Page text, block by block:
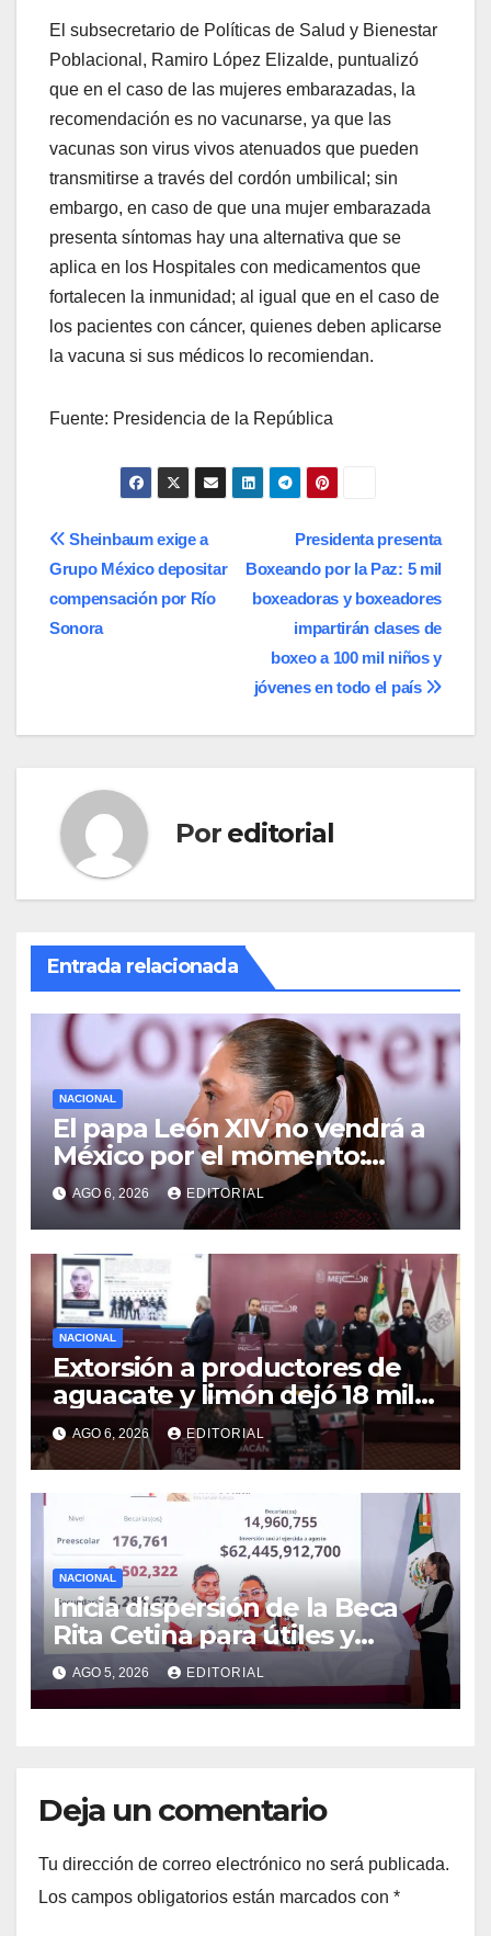
El subsecretario de Políticas de Salud y Bienestar
Poblacional, Ramiro López Elizalde, puntualizó
que en el caso de las mujeres embarazadas, la
recomendación es no vacunarse, ya que las
vacunas son virus vivos atenuados que pueden
transmitirse a través del cordón umbilical; sin
embargo, en caso de que una mujer embarazada
presenta síntomas hay una alternativa que se
aplica en los Hospitales con medicamentos que
fortalecen la inmunidad; al igual que en el caso de
los pacientes con cáncer, quienes deben aplicarse
la vacuna si sus médicos lo recomiendan.
Fuente: Presidencia de la República
Navegación
de
entradas
Presidenta presenta
Boxeando por la Paz: 5 mil
boxeadoras y boxeadores
impartirán clases de
boxeo a 100 mil niños y
jóvenes en todo el país
Sheinbaum exige a
Grupo México depositar
compensación por Río
Sonora
Por editorial
Entrada relacionada
NACIONAL
El papa León XIV no vendrá a
México por el momento:
Sheinbaum
AGO 6, 2026 EDITORIAL
NACIONAL
Extorsión a productores de
aguacate y limón dejó 18 mil
mdp a red del caso Carlos
Manzo
AGO 6, 2026 EDITORIAL
NACIONAL
Inicia dispersión de la Beca
Rita Cetina para útiles y
uniformes escolares en
primaria: presidenta Claudia
Sheinbaum
AGO 5, 2026 EDITORIAL
Deja un comentario
Tu dirección de correo electrónico no será publicada.
Los campos obligatorios están marcados con *